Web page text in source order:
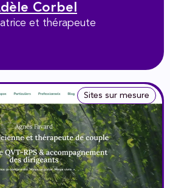
Corbel
et thérapeute
Sites sur mesure